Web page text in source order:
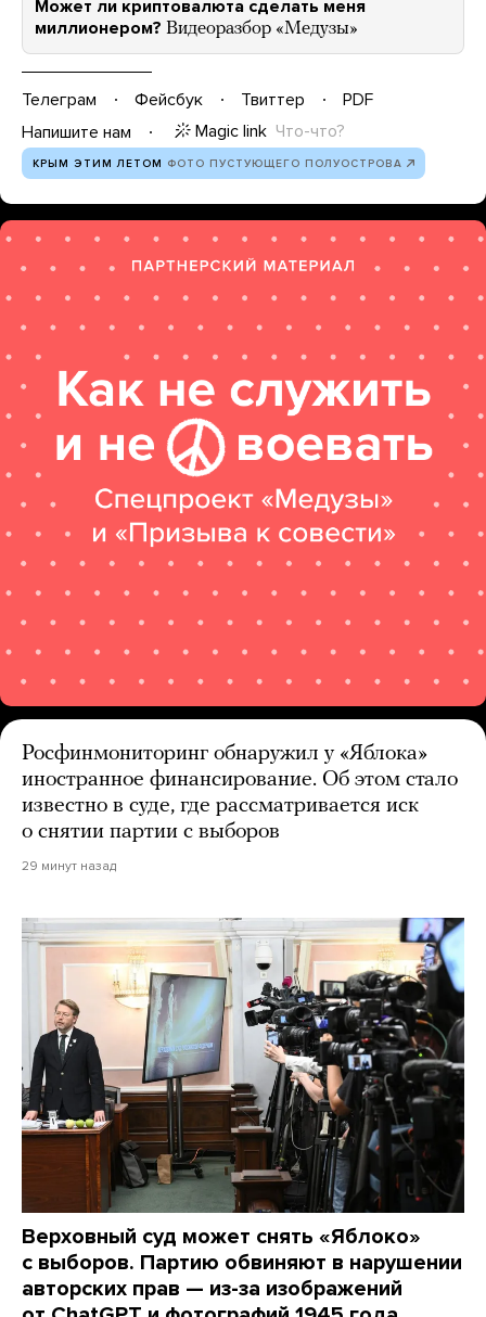
Может ли криптовалюта сделать меня
миллионером? Видеоразбор «Медузы»
Телеграм Фейсбук Твиттер
PDF
Напишите нам
Magic link Что-что?
КРЫМ ЭТИМ ЛЕТОМ ФОТО ПУСТУЮЩЕГО ПОЛУОСТРОВА
Росфинмониторинг обнаружил у «Яблока»
иностранное финансирование. Об этом стало
известно в суде, где рассматривается иск
о снятии партии с выборов
29 минут назад
Верховный суд может снять «Яблоко»
с выборов. Партию обвиняют в нарушении
авторских прав — из-за изображений